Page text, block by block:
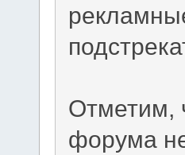
Отметим,
форума